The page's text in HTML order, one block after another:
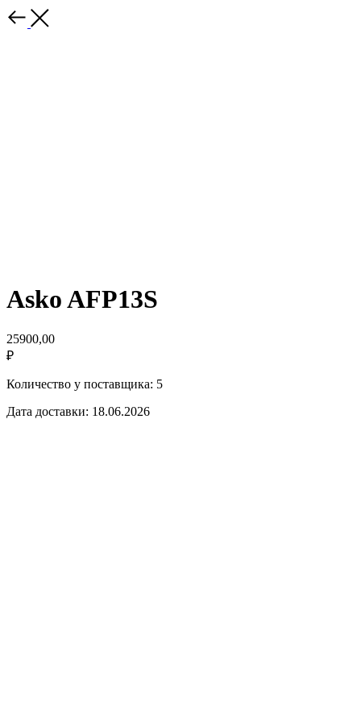
Asko AFP13S
25900,00
₽
Количество у поставщика: 5
Дата доставки: 18.06.2026